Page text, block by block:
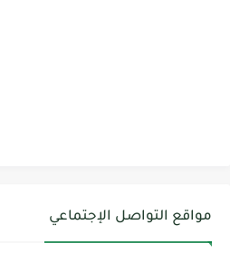
مواقع التواصل الإجتماعي